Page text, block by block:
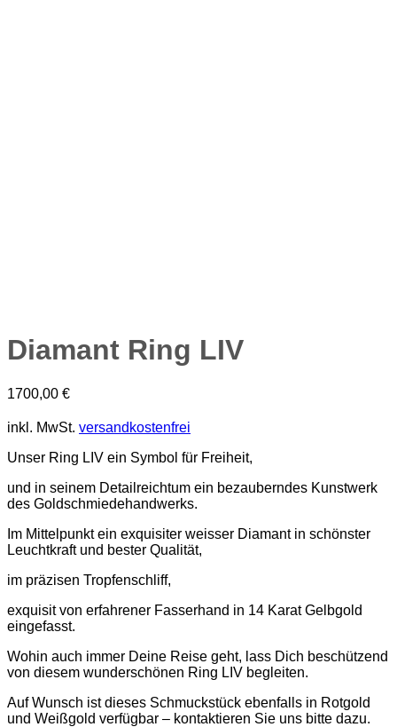
Diamant Ring LIV
1700,00 €
inkl. MwSt. versandkostenfrei
Unser Ring LIV ein Symbol für Freiheit,
und in seinem Detailreichtum ein bezauberndes Kunstwerk
des Goldschmiedehandwerks.
Im Mittelpunkt ein exquisiter weisser Diamant in schönster
Leuchtkraft und bester Qualität,
im präzisen Tropfenschliff,
exquisit von erfahrener Fasserhand in 14 Karat Gelbgold
eingefasst.
Wohin auch immer Deine Reise geht, lass Dich beschützend
von diesem wunderschönen Ring LIV begleiten.
Auf Wunsch ist dieses Schmuckstück ebenfalls in Rotgold
und Weißgold verfügbar – kontaktieren Sie uns bitte dazu.